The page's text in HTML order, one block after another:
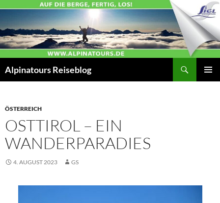
springen
Alpinatours Reiseblog
ÖSTERREICH
OSTTIROL – EIN
WANDERPARADIES
4. AUGUST 2023 GS